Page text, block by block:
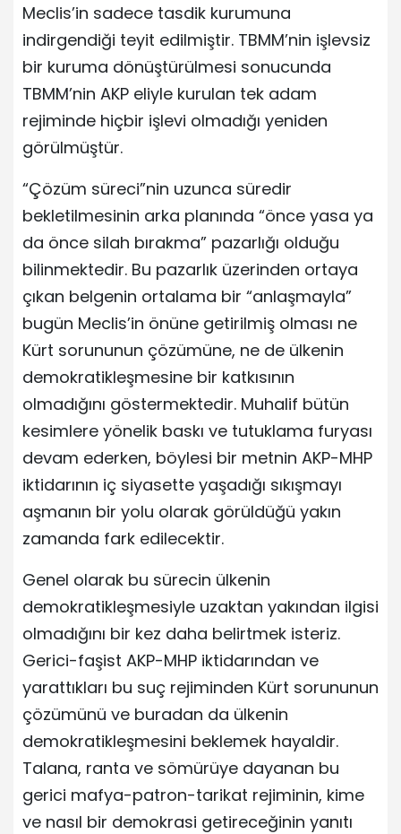
Meclis’in sadece tasdik kurumuna
indirgendiği teyit edilmiştir. TBMM’nin işlevsiz
bir kuruma dönüştürülmesi sonucunda
TBMM’nin AKP eliyle kurulan tek adam
rejiminde hiçbir işlevi olmadığı yeniden
görülmüştür.
“Çözüm süreci”nin uzunca süredir
bekletilmesinin arka planında “önce yasa ya
da önce silah bırakma” pazarlığı olduğu
bilinmektedir. Bu pazarlık üzerinden ortaya
çıkan belgenin ortalama bir “anlaşmayla”
bugün Meclis’in önüne getirilmiş olması ne
Kürt sorununun çözümüne, ne de ülkenin
demokratikleşmesine bir katkısının
olmadığını göstermektedir. Muhalif bütün
kesimlere yönelik baskı ve tutuklama furyası
devam ederken, böylesi bir metnin AKP-MHP
iktidarının iç siyasette yaşadığı sıkışmayı
aşmanın bir yolu olarak görüldüğü yakın
zamanda fark edilecektir.
Genel olarak bu sürecin ülkenin
demokratikleşmesiyle uzaktan yakından ilgisi
olmadığını bir kez daha belirtmek isteriz.
Gerici-faşist AKP-MHP iktidarından ve
yarattıkları bu suç rejiminden Kürt sorununun
çözümünü ve buradan da ülkenin
demokratikleşmesini beklemek hayaldir.
Talana, ranta ve sömürüye dayanan bu
gerici mafya-patron-tarikat rejiminin, kime
ve nasıl bir demokrasi getireceğinin yanıtı